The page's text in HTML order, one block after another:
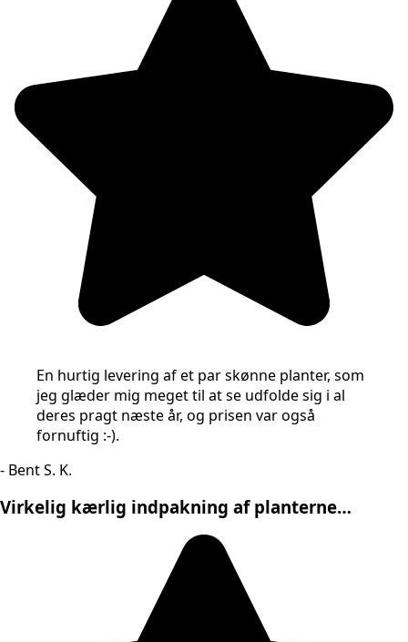
En hurtig levering af et par skønne planter, som
jeg glæder mig meget til at se udfolde sig i al
deres pragt næste år, og prisen var også
fornuftig :-).
- Bent S. K.
Virkelig kærlig indpakning af planterne…